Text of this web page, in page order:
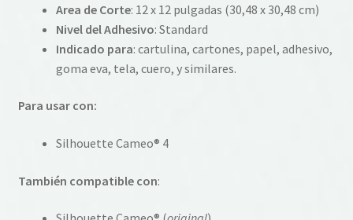
Area de Corte: 12 x 12 pulgadas (30,48 x 30,48 cm)
Nivel del Adhesivo: Standard
Indicado para: cartulina, cartones, papel, adhesivo,
goma eva, tela, cuero, y similares.
Para usar con:
Silhouette Cameo® 4
También compatible con: